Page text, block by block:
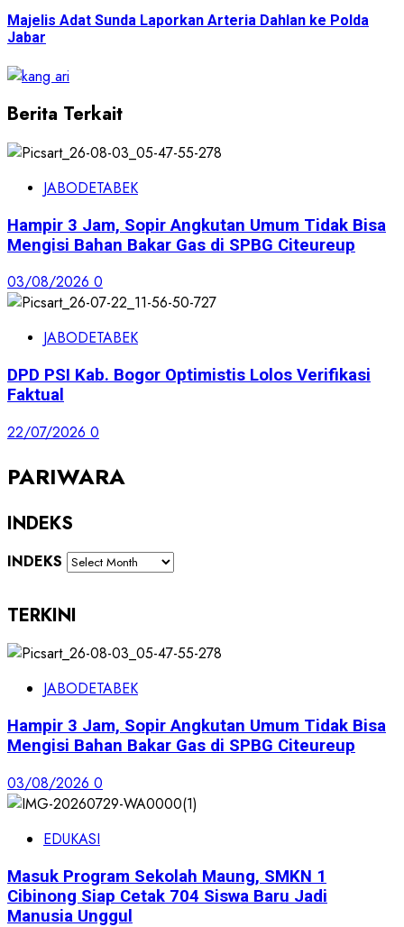
Majelis Adat Sunda Laporkan Arteria Dahlan ke Polda
Jabar
Berita Terkait
JABODETABEK
Hampir 3 Jam, Sopir Angkutan Umum Tidak Bisa
Mengisi Bahan Bakar Gas di SPBG Citeureup
03/08/2026 0
JABODETABEK
DPD PSI Kab. Bogor Optimistis Lolos Verifikasi
Faktual
22/07/2026 0
PARIWARA
INDEKS
INDEKS
TERKINI
JABODETABEK
Hampir 3 Jam, Sopir Angkutan Umum Tidak Bisa
Mengisi Bahan Bakar Gas di SPBG Citeureup
03/08/2026 0
EDUKASI
Masuk Program Sekolah Maung, SMKN 1
Cibinong Siap Cetak 704 Siswa Baru Jadi
Manusia Unggul